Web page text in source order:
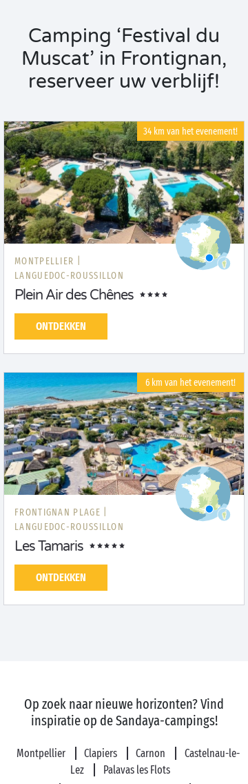
Camping ‘Festival du
Muscat’ in Frontignan,
reserveer uw verblijf!
34 km van het evenement!
MONTPELLIER |
LANGUEDOC-ROUSSILLON
Plein Air des Chênes
ONTDEKKEN
6 km van het evenement!
FRONTIGNAN PLAGE |
LANGUEDOC-ROUSSILLON
Les Tamaris
ONTDEKKEN
Op zoek naar nieuwe horizonten? Vind
inspiratie op de Sandaya-campings!
Montpellier Clapiers Carnon
Castelnau-le-
Lez
Palavas les Flots